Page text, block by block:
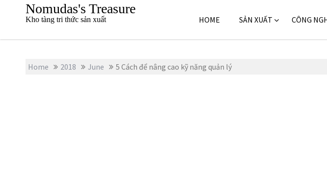
p
Nomudas's Treasure
Kho tàng tri thức sản xuất HOME SẢN XUẤT CÔNG
Home 2018 June 5 Cách để nâng cao kỹ năng quản lý